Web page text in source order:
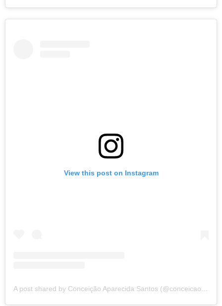
View this post on Instagram
A post shared by Conceição Aparecida Santos (@conceicao.a.santos)